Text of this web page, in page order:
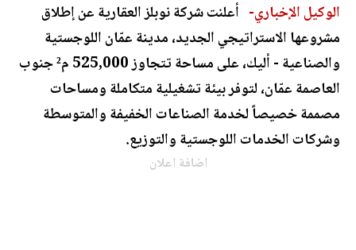
الوكيل الإخباري- أعلنت شركة نوبلز العقارية عن إطلاق
مشروعها الاستراتيجي الجديد، مدينة عمّان اللوجستية
والصناعية - أليك، على مساحة تتجاوز 525,000 م² جنوب
العاصمة عمّان، لتوفر بيئة تشغيلية متكاملة ومساحات
مصممة خصيصاً لخدمة الصناعات الخفيفة والمتوسطة
وشركات الخدمات اللوجستية والتوزيع.
اضافة اعلان